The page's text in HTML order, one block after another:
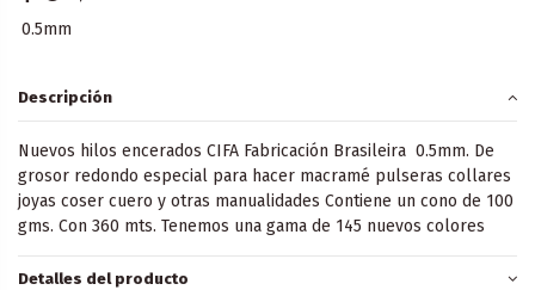
0.5mm
Descripción
Nuevos hilos encerados CIFA Fabricación Brasileira 0.5mm. De
grosor redondo especial para hacer macramé pulseras collares
joyas coser cuero y otras manualidades Contiene un cono de 100
gms. Con 360 mts. Tenemos una gama de 145 nuevos colores
Detalles del producto